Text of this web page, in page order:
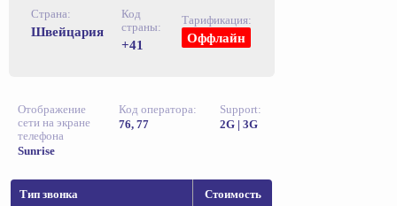
Страна:
Швейцария
Код
страны:
+41
Тарификация:
Оффлайн
Отображение
сети на экране
телефона
Sunrise
Код оператора:
76, 77
Support:
2G | 3G
Тип звонка Стоимость